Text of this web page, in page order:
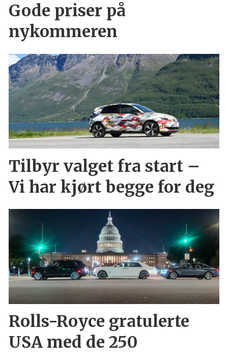
Gode priser på
nykommeren
Tilbyr valget fra start –
Vi har kjørt begge for deg
Rolls-Royce gratulerte
USA med de 250